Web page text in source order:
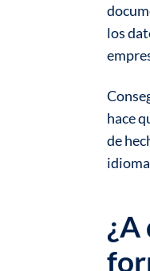
los
hace
de
¿A